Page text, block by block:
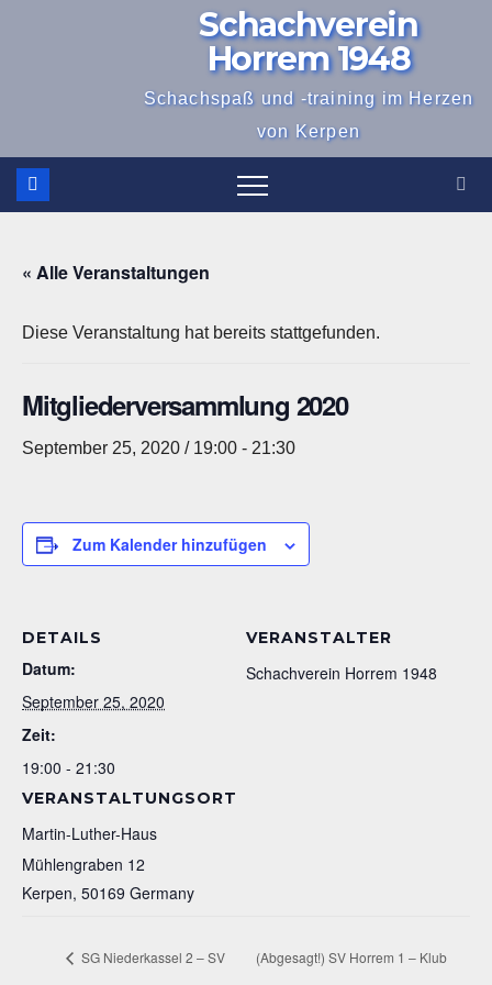
Schachverein
Horrem 1948
Schachspaß und -training im Herzen
von Kerpen
« Alle Veranstaltungen
Diese Veranstaltung hat bereits stattgefunden.
Mitgliederversammlung 2020
September 25, 2020 / 19:00 - 21:30
Zum Kalender hinzufügen
DETAILS
Datum:
September 25, 2020
Zeit:
19:00 - 21:30
VERANSTALTUNGSORT
Martin-Luther-Haus
Mühlengraben 12
Kerpen, 50169 Germany
VERANSTALTER
Schachverein Horrem 1948
SG Niederkassel 2 – SV
(Abgesagt!) SV Horrem 1 – Klub